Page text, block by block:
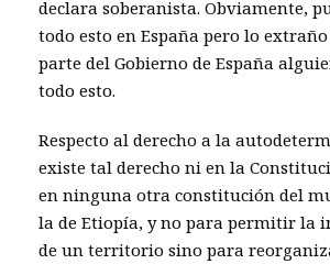
declara soberanista. Obviamente,
todo esto en España pero lo
parte del Gobierno de España
todo esto.
Respecto al derecho a la
existe tal derecho ni en la
en ninguna otra constitución del
la de Etiopía, y no para permitir la
de un territorio sino para